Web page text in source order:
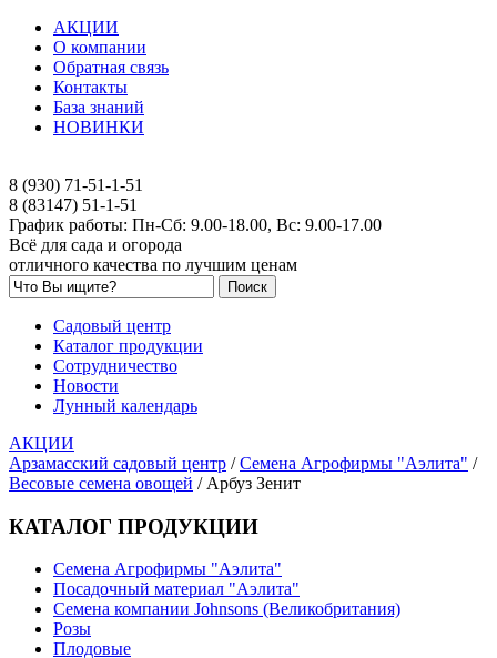
АКЦИИ
О компании
Обратная связь
Контакты
База знаний
НОВИНКИ
8 (930) 71-51-1-51
8 (83147) 51-1-51
График работы: Пн-Сб: 9.00-18.00, Вс: 9.00-17.00
Всё для сада и огорода
отличного качества по лучшим ценам
Садовый центр
Каталог продукции
Сотрудничество
Новости
Лунный календарь
АКЦИИ
Арзамасский садовый центр /Семена Агрофирмы "Аэлита" /
Весовые семена овощей / Арбуз Зенит
КАТАЛОГ ПРОДУКЦИИ
Семена Агрофирмы "Аэлита"
Посадочный материал "Аэлита"
Семена компании Johnsons (Великобритания)
Розы
Плодовые